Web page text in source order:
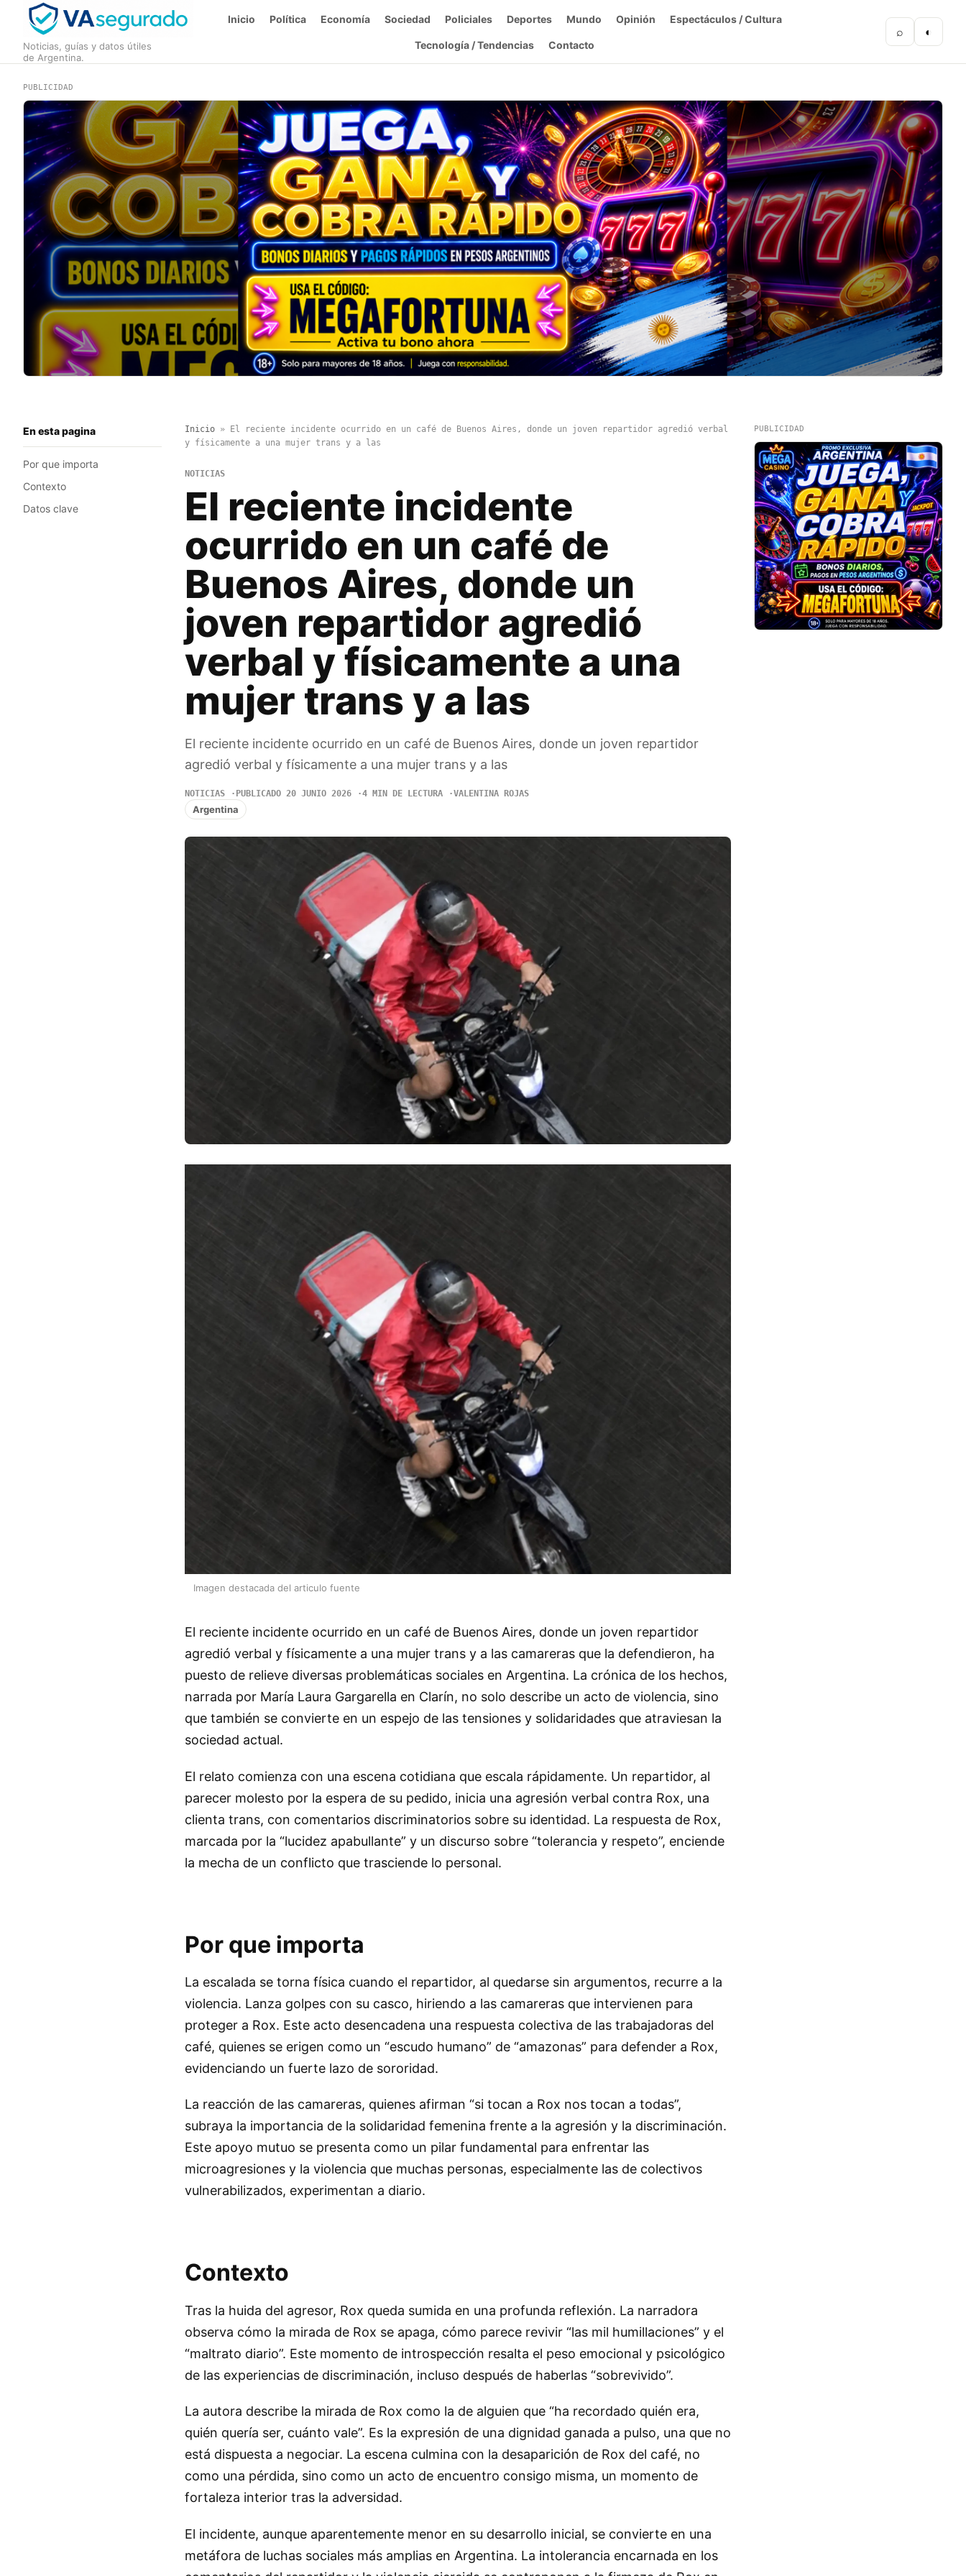
Noticias, guías y datos útiles
de Argentina.
Inicio Política Economía Sociedad Policiales Deportes Mundo Opinión Espectáculos / Cultura
Tecnología / Tendencias Contacto
⌕ ◐
PUBLICIDAD
En esta pagina
Por que importa
Contexto
Datos clave
Inicio»
El reciente incidente ocurrido en un café de Buenos Aires, donde un joven repartidor agredió verbal
y físicamente a una mujer trans y a las
NOTICIAS
El reciente incidente
ocurrido en un café de
Buenos Aires, donde un
joven repartidor agredió
verbal y físicamente a una
mujer trans y a las
El reciente incidente ocurrido en un café de Buenos Aires, donde un joven repartidor
agredió verbal y físicamente a una mujer trans y a las
NOTICIAS PUBLICADO 20 JUNIO 2026 4 MIN DE LECTURA VALENTINA ROJAS
Argentina
Imagen destacada del articulo fuente
El reciente incidente ocurrido en un café de Buenos Aires, donde un joven repartidor
agredió verbal y físicamente a una mujer trans y a las camareras que la defendieron, ha
puesto de relieve diversas problemáticas sociales en Argentina. La crónica de los hechos,
narrada por María Laura Gargarella en Clarín, no solo describe un acto de violencia, sino
que también se convierte en un espejo de las tensiones y solidaridades que atraviesan la
sociedad actual.
El relato comienza con una escena cotidiana que escala rápidamente. Un repartidor, al
parecer molesto por la espera de su pedido, inicia una agresión verbal contra Rox, una
clienta trans, con comentarios discriminatorios sobre su identidad. La respuesta de Rox,
marcada por la “lucidez apabullante” y un discurso sobre “tolerancia y respeto”, enciende
la mecha de un conflicto que trasciende lo personal.
Por que importa
La escalada se torna física cuando el repartidor, al quedarse sin argumentos, recurre a la
violencia. Lanza golpes con su casco, hiriendo a las camareras que intervienen para
proteger a Rox. Este acto desencadena una respuesta colectiva de las trabajadoras del
café, quienes se erigen como un “escudo humano” de “amazonas” para defender a Rox,
evidenciando un fuerte lazo de sororidad.
La reacción de las camareras, quienes afirman “si tocan a Rox nos tocan a todas”,
subraya la importancia de la solidaridad femenina frente a la agresión y la discriminación.
Este apoyo mutuo se presenta como un pilar fundamental para enfrentar las
microagresiones y la violencia que muchas personas, especialmente las de colectivos
vulnerabilizados, experimentan a diario.
Contexto
Tras la huida del agresor, Rox queda sumida en una profunda reflexión. La narradora
observa cómo la mirada de Rox se apaga, cómo parece revivir “las mil humillaciones” y el
“maltrato diario”. Este momento de introspección resalta el peso emocional y psicológico
de las experiencias de discriminación, incluso después de haberlas “sobrevivido”.
La autora describe la mirada de Rox como la de alguien que “ha recordado quién era,
quién quería ser, cuánto vale”. Es la expresión de una dignidad ganada a pulso, una que no
está dispuesta a negociar. La escena culmina con la desaparición de Rox del café, no
como una pérdida, sino como un acto de encuentro consigo misma, un momento de
fortaleza interior tras la adversidad.
El incidente, aunque aparentemente menor en su desarrollo inicial, se convierte en una
metáfora de luchas sociales más amplias en Argentina. La intolerancia encarnada en los
PUBLICIDAD